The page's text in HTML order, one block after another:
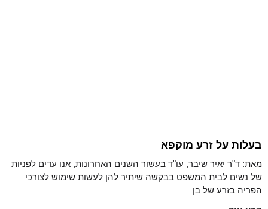
בעלות על זרע מוקפא
מאת: ד"ר יאיר שיבר, עו"ד בעשור השנים האחרונות, אנו עדים לפניות
של נשים לבית המשפט בבקשה שיתיר להן לעשות שימוש לצורכי
הפריה בזרע של בן